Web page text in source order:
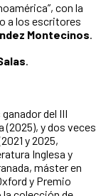
con la
a los escritores
Montecinos.
.
ganador del III
y dos veces
y 2025,
Inglesa y
máster en
y Premio